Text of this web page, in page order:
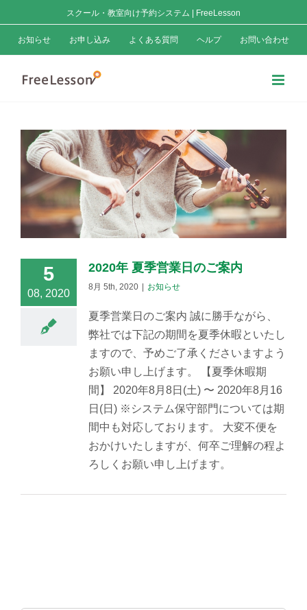
to
content
スクール・教室向け予約システム | FreeLesson
お知らせ お申し込み よくある質問 ヘルプ お問い合わせ
5
08, 2020
2020年 夏季営業日のご案内
8月 5th, 2020 お知らせ
夏季営業日のご案内 誠に勝手ながら、
弊社では下記の期間を夏季休暇といたし
ますので、予めご了承くださいますよう
お願い申し上げます。 【夏季休暇期
間】 2020年8月8日(土) 〜 2020年8月16
日(日) ※システム保守部門については期
間中も対応しております。 大変不便を
おかけいたしますが、何卒ご理解の程よ
ろしくお願い申し上げます。